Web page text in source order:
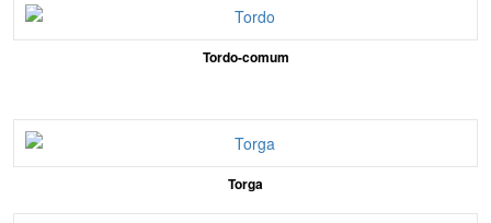
Tordo-comum
Torga